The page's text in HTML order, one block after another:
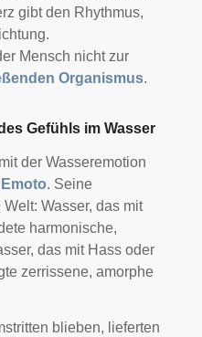
gibt den Rhythmus,
Mensch nicht zur
Organismus.
Gefühls im Wasser
der Wasseremotion
. Seine
Wasser, das mit
harmonische,
das mit Hass oder
zerrissene, amorphe
blieben, lieferten